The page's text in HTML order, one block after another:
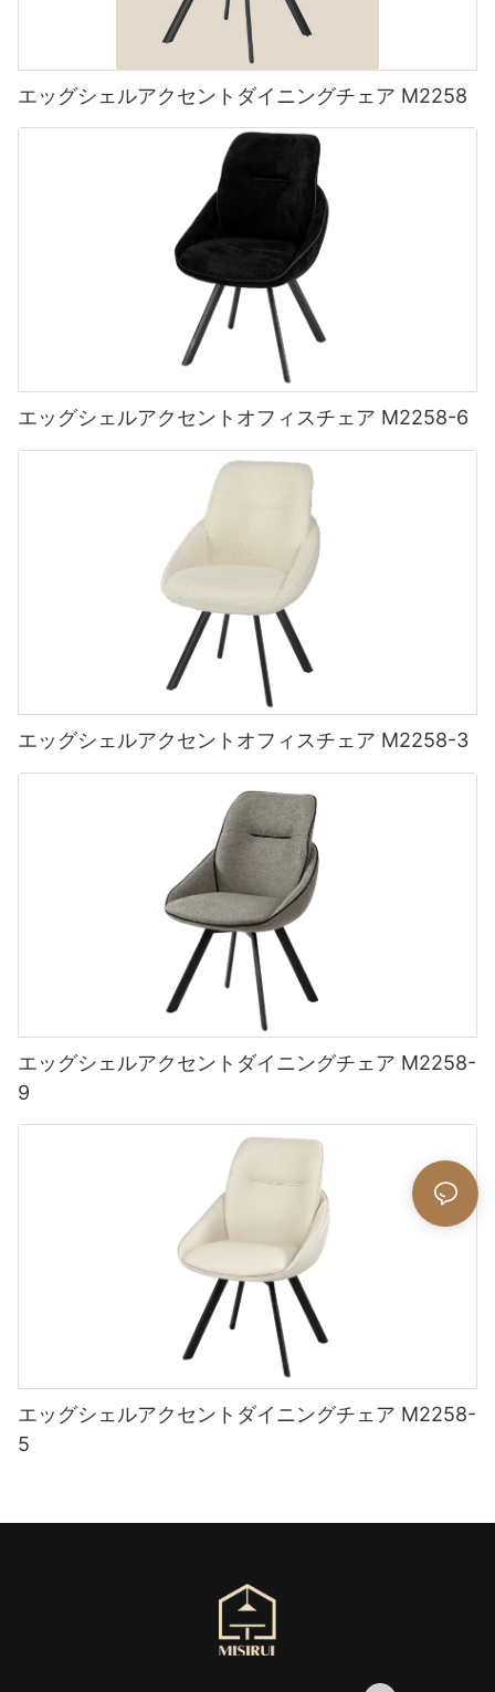
エッグシェルアクセントダイニングチェア M2258
エッグシェルアクセントオフィスチェア M2258-6
エッグシェルアクセントオフィスチェア M2258-3
エッグシェルアクセントダイニングチェア M2258-
9
エッグシェルアクセントダイニングチェア M2258-
5